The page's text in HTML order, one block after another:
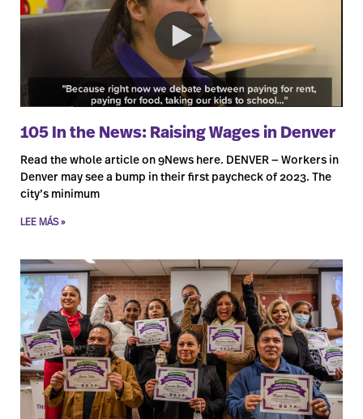
105 In the News: Raising Wages in Denver
Read the whole article on 9News here. DENVER — Workers in
Denver may see a bump in their first paycheck of 2023. The
city’s minimum
LEE MÁS »